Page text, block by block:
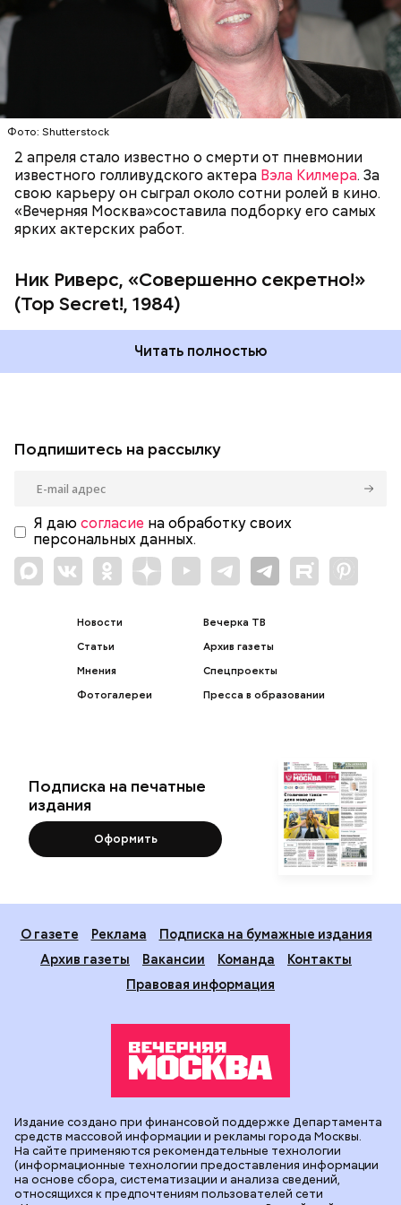
Фото: Shutterstock
2 апреля стало известно о смерти от пневмонии
известного голливудского актера Вэла Килмера. За
свою карьеру он сыграл около сотни ролей в кино.
«Вечерняя Москва»составила подборку его самых
ярких актерских работ.
Ник Риверс, «Совершенно секретно!»
(Top Secret!, 1984)
Фото: «Совершенно секретно!» (Top Secret!, 1984)
— дочерью доктора Фламонда.
Читать полностью
ЗНАМЕНИТОСТИ
КИНО
Подпишитесь на рассылку
Я даю согласие на обработку своих
персональных данных.
Новости
Статьи
Мнения
Фотогалереи
Вечерка ТВ
Архив газеты
Спецпроекты
Пресса в образовании
Подписка на печатные
издания
Оформить
О газете Реклама
Подписка на бумажные издания
Архив газеты
Вакансии Команда
Контакты
Правовая информация
Издание создано при финансовой поддержке Департамента
средств массовой информации и рекламы города Москвы.
На сайте применяются рекомендательные технологии
(информационные технологии предоставления информации
на основе сбора, систематизации и анализа сведений,
относящихся к предпочтениям пользователей сети